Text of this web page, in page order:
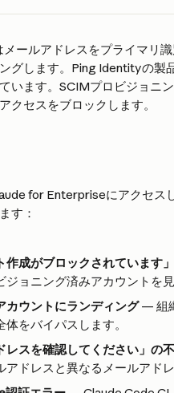
ールアドレスをプライマリ
グします。Ping Identityの
います。SCIMプロビジョニ
クセスをブロックします。
for Enterpriseにアクセス
す：
作成がブロックされています」
ジョニング済みアカウントを
カウントにランディング — 組
体をバイパスします。
レスを確認してください」の
アドレスと異なるメールアド